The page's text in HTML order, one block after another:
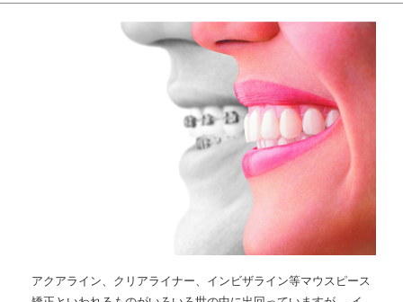
アクアライン、クリアライナー、インビザライン等マウスピース